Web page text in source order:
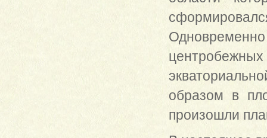
образом в
произошли